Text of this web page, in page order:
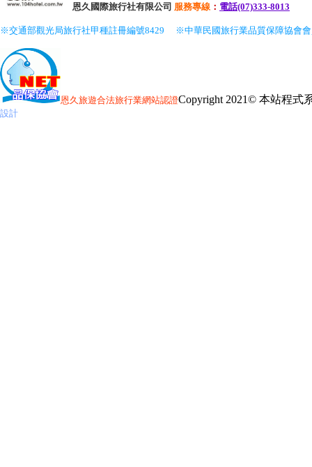
恩久國際旅行社有限公司 服務專線 ： 電話(07)333-8013
※交通部觀光局旅行社甲種註冊編號8429 ※中華民國旅行業品質保障協會
恩久旅遊合法旅行業網站認證Copyright 2021© 本站程式
設計